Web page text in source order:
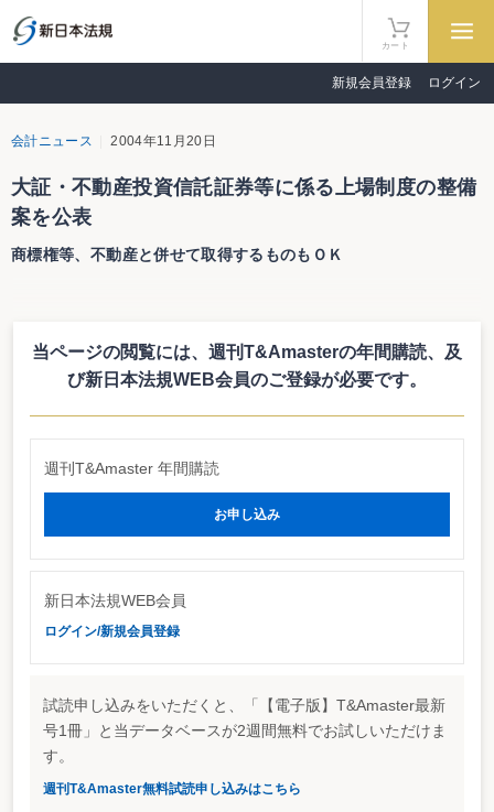
カート
新規会員登録 ログイン
会計ニュース 2004年11月20日
大証・不動産投資信託証券等に係る上場制度の整備
案を公表
商標権等、不動産と併せて取得するものもＯＫ
に相当する現金等は不動産とみなされているが、運用目的として投資する不動
産に付随する商標権、温泉権その他の権利等のうち、当該不動産と併せて取得
することが適当と認めるものについても不動産とみなすとしている。
行は平成17年１月を目処としている。
当ページの閲覧には、週刊T&Amasterの年間購読、 及
び新日本法規WEB会員のご登録が必要です。
週刊T&Amaster 年間購読
お申し込み
新日本法規WEB会員
ログイン/新規会員登録
試読申し込みをいただくと、「【電子版】T&Amaster最新
号1冊」と当データベースが2週間無料でお試しいただけま
す。
週刊T&Amaster無料試読申し込みはこちら